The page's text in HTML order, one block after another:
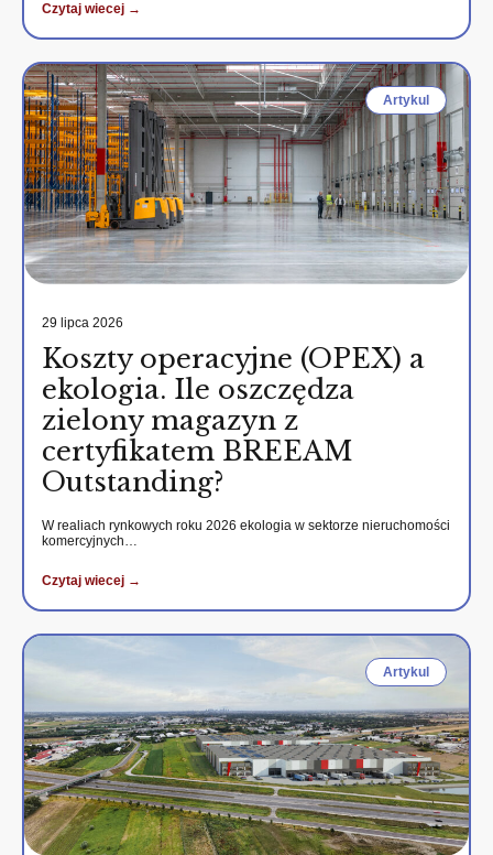
Czytaj wiecej →
Artykul
29 lipca 2026
Koszty operacyjne (OPEX) a
ekologia. Ile oszczędza
zielony magazyn z
certyfikatem BREEAM
Outstanding?
W realiach rynkowych roku 2026 ekologia w sektorze nieruchomości
komercyjnych…
Czytaj wiecej →
Artykul